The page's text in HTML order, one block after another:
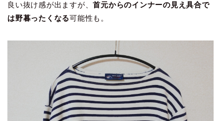
良い抜け感が出ますが、首元からのインナーの見え具合で
は野暮ったくなる可能性も。